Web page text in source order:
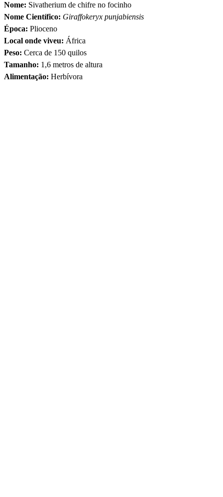
Nome: Sivatherium de chifre no focinho
Nome Científico: Giraffokeryx punjabiensis
Época: Plioceno
Local onde viveu: África
Peso: Cerca de 150 quilos
Tamanho: 1,6 metros de altura
Alimentação: Herbívora